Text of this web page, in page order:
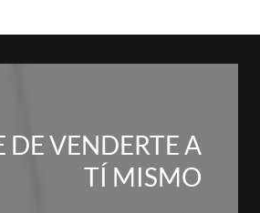
DE VENDERTE A
TÍ MISMO